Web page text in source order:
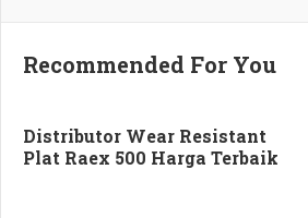
Recommended For You
Distributor Wear Resistant
Plat Raex 500 Harga Terbaik